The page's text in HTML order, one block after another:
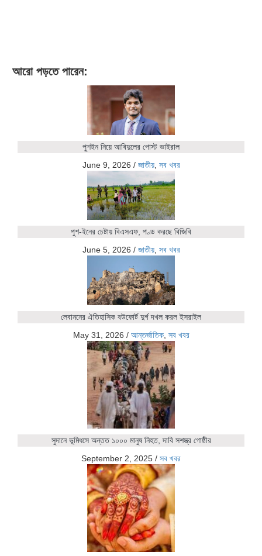
আরো পড়তে পারেন:
পুশইন নিয়ে আবিদুলের পোস্ট ভাইরাল
June 9, 2026 / জাতীয়, সব খবর
পুশ-ইনের চেষ্টায় বিএসএফ, পণ্ড করছে বিজিবি
June 5, 2026 / জাতীয়, সব খবর
লেবাননের ঐতিহাসিক বউফোর্ট দুর্গ দখল করল ইসরাইল
May 31, 2026 / আন্তর্জাতিক, সব খবর
সুদানে ভূমিধসে অন্তত ১০০০ মানুষ নিহত, দাবি সশস্ত্র গোষ্ঠীর
September 2, 2025 / সব খবর